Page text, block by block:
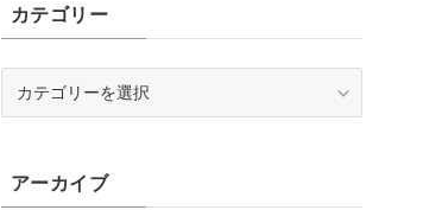
カテゴリー
ーアーカイブ